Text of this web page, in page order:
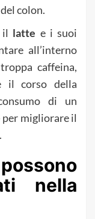
colon.
latte e i suoi
all’interno
caffeina,
il corso della
di un
per migliorare il
nella